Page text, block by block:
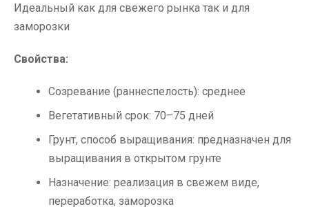
Идеальный как для свежего рынка так и для
заморозки
Свойства:
Созревание (раннеспелость): среднее
Вегетативный срок: 70–75 дней
Грунт, способ выращивания: предназначен для
выращивания в открытом грунте
Назначение: реализация в свежем виде,
переработка, заморозка